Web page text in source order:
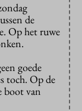
de
Op het ruwe
goede
toch. Op de
boot van